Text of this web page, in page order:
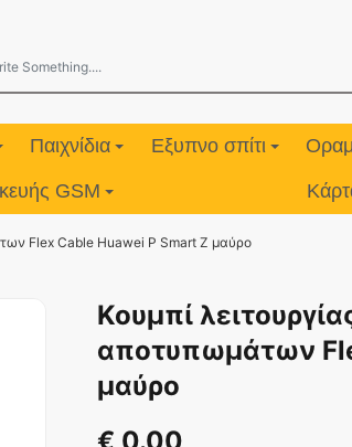
Παιχνίδια Εξυπνο σπίτι
GSM
Flex Cable Huawei P Smart Z μαύρο
Κουμπί
αποτυπωμάτων
μαύρο